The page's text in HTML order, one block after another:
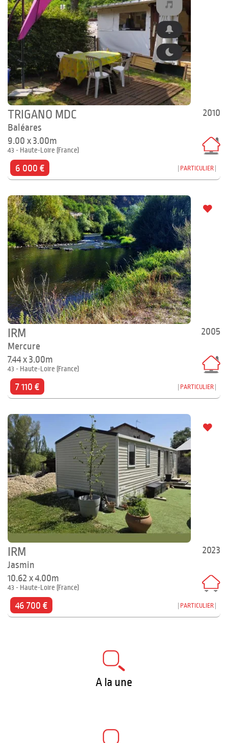
2010
TRIGANO MDC
Baléares
9.00 x 3.00m
43 - Haute-Loire (France)
6 000 € PARTICULIER
2005
IRM
Mercure
7.44 x 3.00m
43 - Haute-Loire (France)
7 110 € PARTICULIER
2023
IRM
Jasmin
10.62 x 4.00m
43 - Haute-Loire (France)
46 700 € PARTICULIER
A la une